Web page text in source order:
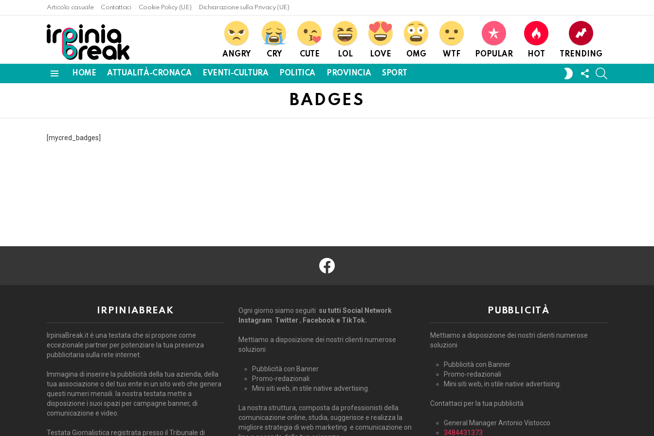
Articolo casuale Contattaci Cookie Policy (UE) Dichiarazione sulla Privacy (UE)
ANGRY CRY CUTE LOL LOVE OMG WTF POPULAR HOT TRENDING
HOME ATTUALITÀ-CRONACA EVENTI-CULTURA POLITICA PROVINCIA SPORT
SWITCH
SKIN
FOLLOW
US
BADGES
[mycred_badges]
facebook
IRPINIABREAK
IrpiniaBreak.it è una testata che si propone come
eccezionale partner per potenziare la tua presenza
pubblicitaria sulla rete internet.
Immagina di inserire la pubblicità della tua azienda, della
tua associazione o del tuo ente in un sito web che genera
questi numeri mensili. la nostra testata mette a
disposizione i suoi spazi per campagne banner, di
comunicazione e video.
Testata Giornalistica registrata presso il Tribunale di
Ogni giorno siamo seguiti su tutti Social Network
Instagram Twitter , Facebook e TikTok.
Mettiamo a disposizione dei nostri clienti numerose
soluzioni
Pubblicità con Banner
Promo-redazionali
Mini siti web, in stile native advertising.
La nostra struttura, composta da professionisti della
comunicazione online, studia, suggerisce e realizza la
migliore strategia di web marketing e comunicazione on
PUBBLICITÀ
Mettiamo a disposizione dei nostri clienti numerose
soluzioni
Pubblicità con Banner
Promo-redazionali
Mini siti web, in stile native advertising.
Contattaci per la tua pubblicità
General Manager Antonio Vistocco
3484431373